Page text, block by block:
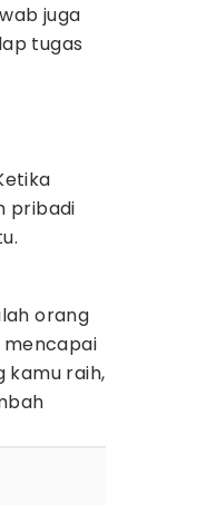
juga
tugas
pribadi
orang
mencapai
kamu raih,